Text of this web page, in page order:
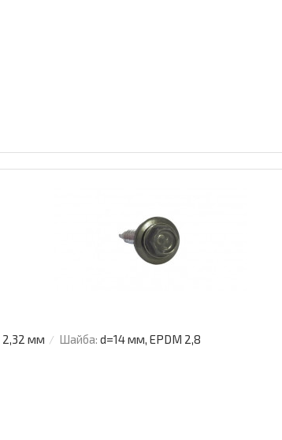
2,32 мм Шайба: d=14 мм, EPDM 2,8